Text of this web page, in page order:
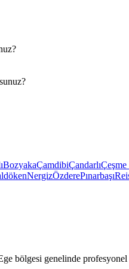
BozyakaÇamdibiÇandarlı
NergizÖzderePınarbaşı
bölgesi genelinde